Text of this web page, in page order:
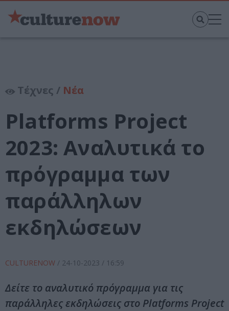
Τέχνες / Νέα
Platforms Project
2023: Αναλυτικά το
πρόγραμμα των
παράλληλων
εκδηλώσεων
CULTURENOW / 24-10-2023 / 16:59
Δείτε το αναλυτικό πρόγραμμα για τις
παράλληλες εκδηλώσεις στο Platforms Project